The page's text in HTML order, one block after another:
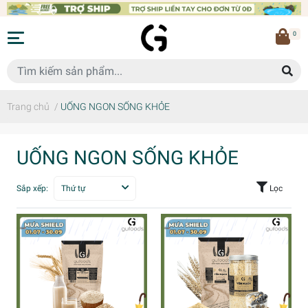
0
Trang chủ / UỐNG NGON SỐNG KHỎE
UỐNG NGON SỐNG KHỎE
Sắp xếp: Thứ tự Lọc